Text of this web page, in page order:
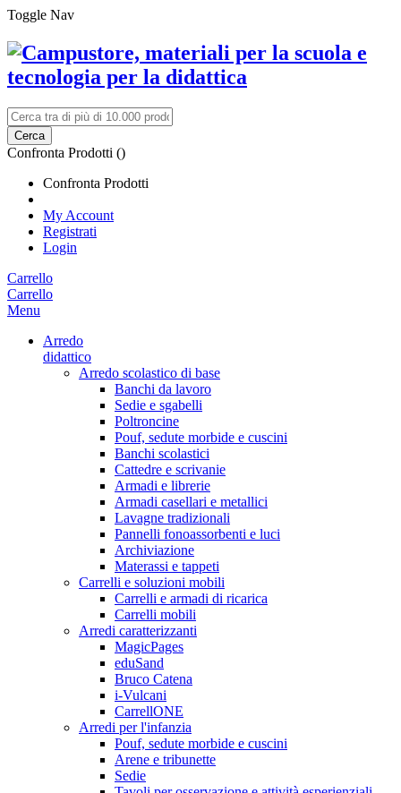
Toggle Nav
Cerca
Confronta Prodotti ()
Confronta Prodotti
My Account
Registrati
Login
Carrello
Carrello
Menu
Arredo
didattico
Arredo scolastico di base
Banchi da lavoro
Sedie e sgabelli
Poltroncine
Pouf, sedute morbide e cuscini
Banchi scolastici
Cattedre e scrivanie
Armadi e librerie
Armadi casellari e metallici
Lavagne tradizionali
Pannelli fonoassorbenti e luci
Archiviazione
Materassi e tappeti
Carrelli e soluzioni mobili
Carrelli e armadi di ricarica
Carrelli mobili
Arredi caratterizzanti
MagicPages
eduSand
Bruco Catena
i-Vulcani
CarrellONE
Arredi per l'infanzia
Pouf, sedute morbide e cuscini
Arene e tribunette
Sedie